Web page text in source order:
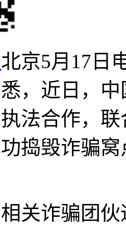
北京5月17日
，近日，
法合作，
捣毁诈骗
诈骗团伙